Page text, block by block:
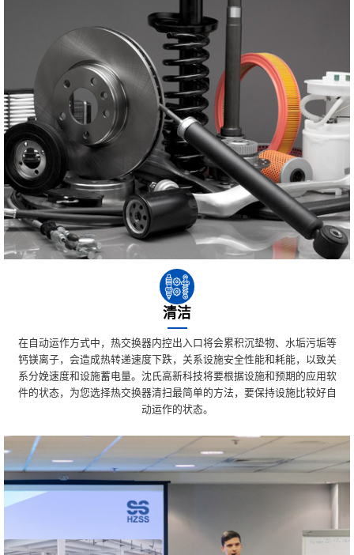
清洁
在自动运作方式中，热交换器内控出入口将会累积沉垫物、水垢污垢等
钙镁离子，会造成热转递速度下跌，关系设施安全性能和耗能，以致关
系分娩速度和设施蓄电量。沈氏高新科技将要根据设施和预期的应用软
件的状态，为您选择热交换器清扫最简单的方法，要保持设施比较好自
动运作的状态。